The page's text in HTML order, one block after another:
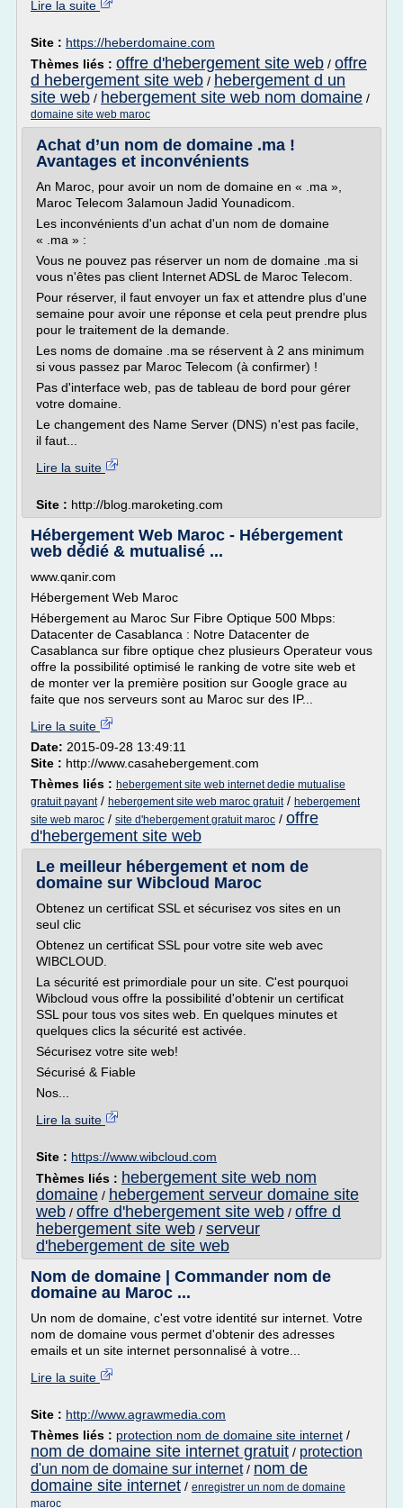
Lire la suite
Site : https://heberdomaine.com
Thèmes liés : offre d'hebergement site web / offre
d hebergement site web / hebergement d un
site web / hebergement site web nom domaine /
domaine site web maroc
Achat d’un nom de domaine .ma !
Avantages et inconvénients
An Maroc, pour avoir un nom de domaine en « .ma »,
Maroc Telecom 3alamoun Jadid Younadicom.
Les inconvénients d'un achat d'un nom de domaine
« .ma » :
Vous ne pouvez pas réserver un nom de domaine .ma si
vous n'êtes pas client Internet ADSL de Maroc Telecom.
Pour réserver, il faut envoyer un fax et attendre plus d'une
semaine pour avoir une réponse et cela peut prendre plus
pour le traitement de la demande.
Les noms de domaine .ma se réservent à 2 ans minimum
si vous passez par Maroc Telecom (à confirmer) !
Pas d'interface web, pas de tableau de bord pour gérer
votre domaine.
Le changement des Name Server (DNS) n'est pas facile,
il faut...
Lire la suite
Site : http://blog.maroketing.com
Hébergement Web Maroc - Hébergement
web dédié & mutualisé ...
www.qanir.com
Hébergement Web Maroc
Hébergement au Maroc Sur Fibre Optique 500 Mbps:
Datacenter de Casablanca : Notre Datacenter de
Casablanca sur fibre optique chez plusieurs Operateur vous
offre la possibilité optimisé le ranking de votre site web et
de monter ver la première position sur Google grace au
faite que nos serveurs sont au Maroc sur des IP...
Lire la suite
Date: 2015-09-28 13:49:11
Site : http://www.casahebergement.com
Thèmes liés : hebergement site web internet dedie mutualise
gratuit payant/ hebergement site web maroc gratuit/ hebergement
site web maroc / site d'hebergement gratuit maroc / offre
d'hebergement site web
Le meilleur hébergement et nom de
domaine sur Wibcloud Maroc
Obtenez un certificat SSL et sécurisez vos sites en un
seul clic
Obtenez un certificat SSL pour votre site web avec
WIBCLOUD.
La sécurité est primordiale pour un site. C'est pourquoi
Wibcloud vous offre la possibilité d'obtenir un certificat
SSL pour tous vos sites web. En quelques minutes et
quelques clics la sécurité est activée.
Sécurisez votre site web!
Sécurisé & Fiable
Nos...
Lire la suite
Site : https://www.wibcloud.com
Thèmes liés : hebergement site web nom
domaine / hebergement serveur domaine site
web / offre d'hebergement site web / offre d
hebergement site web / serveur
d'hebergement de site web
Nom de domaine | Commander nom de
domaine au Maroc ...
Un nom de domaine, c'est votre identité sur internet. Votre
nom de domaine vous permet d'obtenir des adresses
emails et un site internet personnalisé à votre...
Lire la suite
Site : http://www.agrawmedia.com
Thèmes liés : protection nom de domaine site internet /
nom de domaine site internet gratuit / protection
d'un nom de domaine sur internet/ nom de
domaine site internet / enregistrer un nom de domaine
maroc